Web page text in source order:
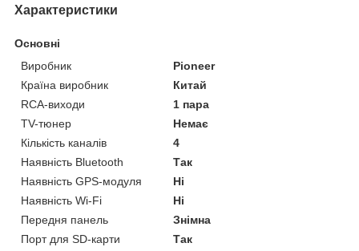
Характеристики
Основні
Виробник
Pioneer
Країна виробник
Китай
RCA-виходи
1 пара
TV-тюнер
Немає
Кількість каналів
4
Наявність Bluetooth
Так
Наявність GPS-модуля
Ні
Наявність Wi-Fi
Ні
Передня панель
Знімна
Порт для SD-карти
Так